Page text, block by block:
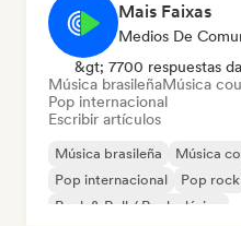
Mais Faixas
Medios De
&gt; 7700 respuestas
Música brasileñaMúsica
Pop internacional
Escribir artículos
Música brasileña Música
Pop internacional
Pop rock
Rock & Roll / Rock clásico